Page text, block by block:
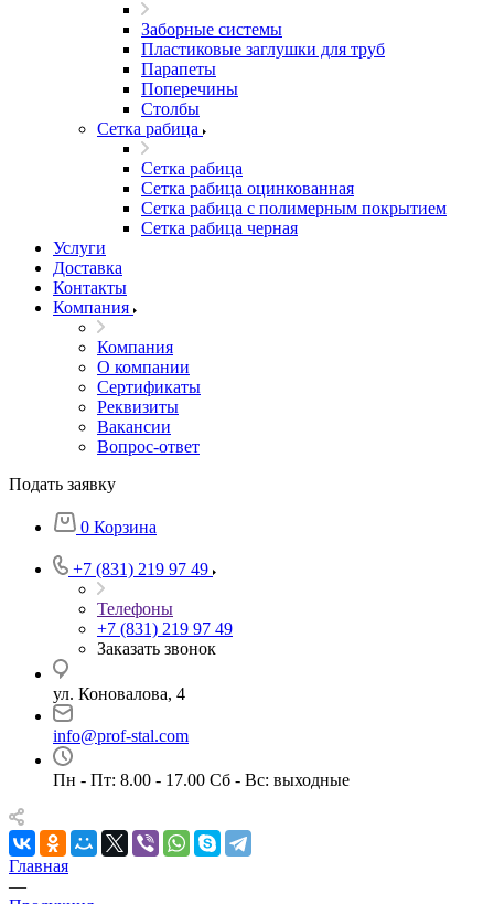
Заборные системы
Пластиковые заглушки для труб
Парапеты
Поперечины
Столбы
Сетка рабица
Сетка рабица
Сетка рабица оцинкованная
Сетка рабица с полимерным покрытием
Сетка рабица черная
Услуги
Доставка
Контакты
Компания
Компания
О компании
Сертификаты
Реквизиты
Вакансии
Вопрос-ответ
Подать заявку
0 Корзина
+7 (831) 219 97 49
Телефоны
+7 (831) 219 97 49
Заказать звонок
ул. Коновалова, 4
info@prof-stal.com
Пн - Пт: 8.00 - 17.00 Сб - Вс: выходные
Главная
—